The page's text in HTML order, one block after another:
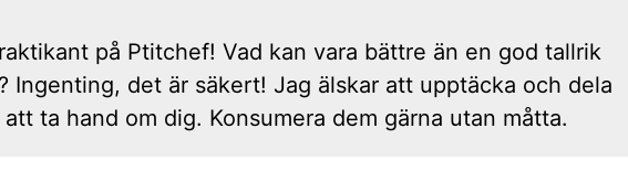
på Ptitchef! Vad kan vara bättre än en god tallrik
Ingenting, det är säkert! Jag älskar att upptäcka och dela
ta hand om dig. Konsumera dem gärna utan måtta.